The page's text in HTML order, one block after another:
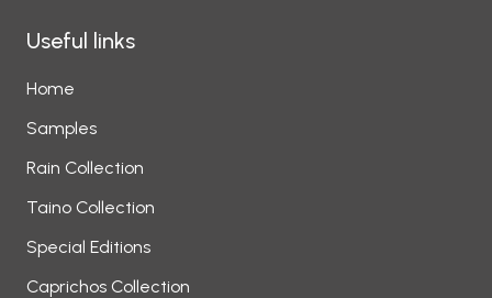
Useful links
Home
Samples
Rain Collection
Taino Collection
Special Editions
Caprichos Collection